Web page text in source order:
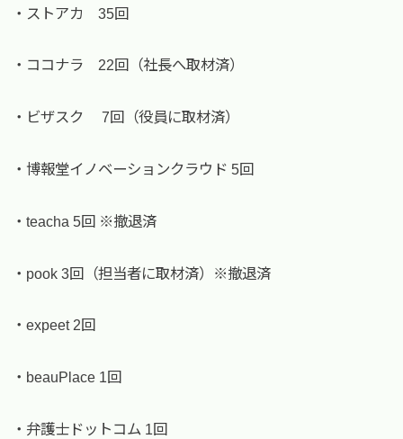
・ストアカ 35回
・ココナラ 22回（社長へ取材済）
・ビザスク 7回（役員に取材済）
・博報堂イノベーションクラウド 5回
・teacha 5回 ※撤退済
・pook 3回（担当者に取材済）※撤退済
・expeet 2回
・beauPlace 1回
・弁護士ドットコム 1回